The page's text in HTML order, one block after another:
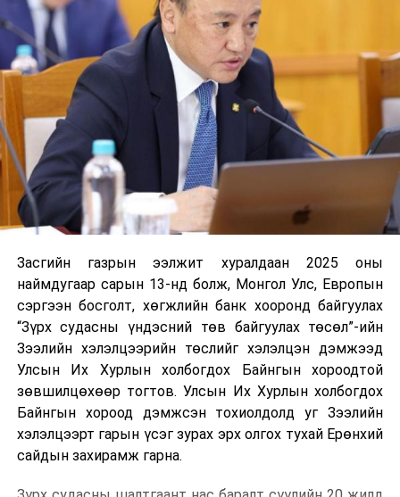
Засгийн газрын ээлжит хуралдаан 2025 оны
наймдугаар сарын 13-нд болж, Монгол Улс, Европын
сэргээн босголт, хөгжлийн банк хооронд байгуулах
“Зүрх судасны үндэсний төв байгуулах төсөл”-ийн
Зээлийн хэлэлцээрийн төслийг хэлэлцэн дэмжээд
Улсын Их Хурлын холбогдох Байнгын хороодтой
зөвшилцөхөөр тогтов. Улсын Их Хурлын холбогдох
Байнгын хороод дэмжсэн тохиолдолд уг Зээлийн
хэлэлцээрт гарын үсэг зурах эрх олгох тухай Ерөнхий
сайдын захирамж гарна.